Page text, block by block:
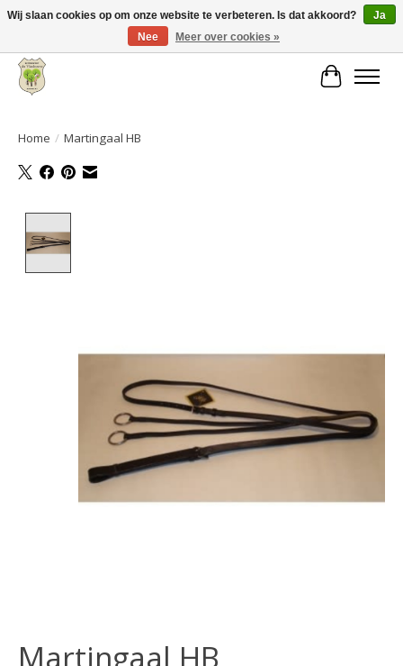
Grote keuze aan producten en snelle verzending!
Home / Martingaal HB
Martingaal HB
Wij slaan cookies op om onze website te verbeteren. Is dat akkoord?
Ja
Nee
Meer over cookies »